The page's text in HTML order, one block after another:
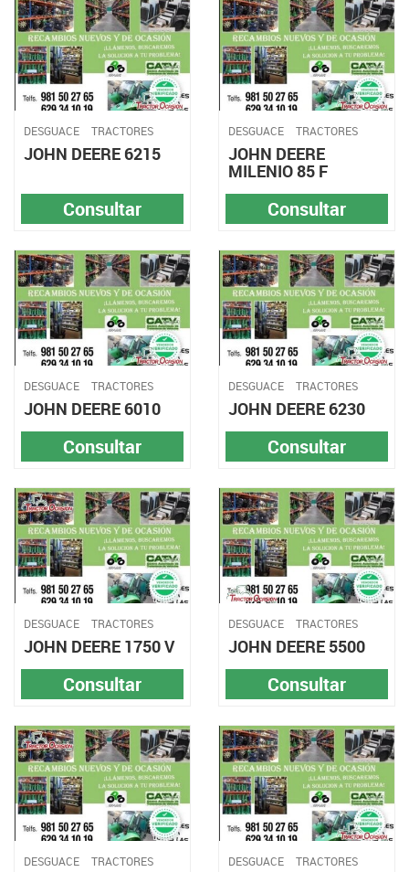
DESGUACE TRACTORES
JOHN DEERE 6215
Consultar
DESGUACE TRACTORES
JOHN DEERE
MILENIO 85 F
Consultar
DESGUACE TRACTORES
JOHN DEERE 6010
Consultar
DESGUACE TRACTORES
JOHN DEERE 6230
Consultar
DESGUACE TRACTORES
JOHN DEERE 1750 V
Consultar
DESGUACE TRACTORES
JOHN DEERE 5500
Consultar
DESGUACE TRACTORES DESGUACE TRACTORES